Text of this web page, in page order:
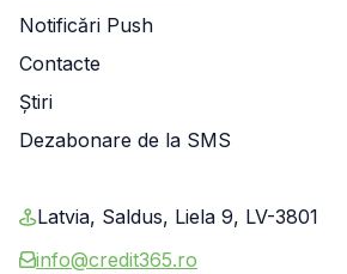
Notificări Push
Contacte
Știri
Dezabonare de la SMS
Latvia, Saldus, Liela 9, LV-3801
info@credit365.ro